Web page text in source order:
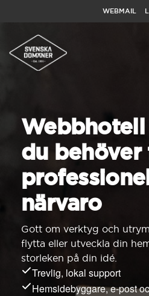
WEBMAIL
du behöver
närvaro
Gott om verktyg och
flytta eller utveckla din
storleken på din idé.
Trevlig, lokal support
Hemsidebyggare, e-post